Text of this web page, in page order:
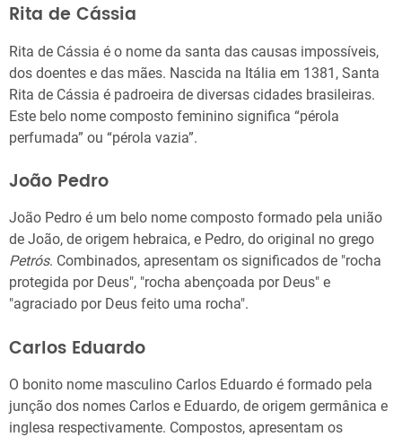
Rita de Cássia
Rita de Cássia é o nome da santa das causas impossíveis,
dos doentes e das mães. Nascida na Itália em 1381, Santa
Rita de Cássia é padroeira de diversas cidades brasileiras.
Este belo nome composto feminino significa “pérola
perfumada” ou “pérola vazia”.
João Pedro
João Pedro é um belo nome composto formado pela união
de João, de origem hebraica, e Pedro, do original no grego
Petrós. Combinados, apresentam os significados de "rocha
protegida por Deus", "rocha abençoada por Deus" e
"agraciado por Deus feito uma rocha".
Carlos Eduardo
O bonito nome masculino Carlos Eduardo é formado pela
junção dos nomes Carlos e Eduardo, de origem germânica e
inglesa respectivamente. Compostos, apresentam os